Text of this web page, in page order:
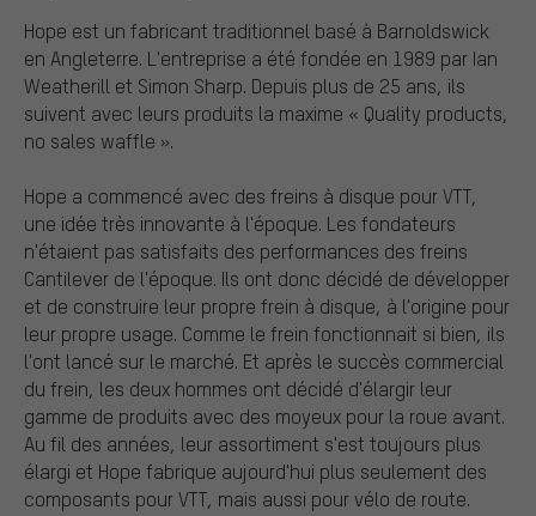
Hope est un fabricant traditionnel basé à Barnoldswick
en Angleterre. L'entreprise a été fondée en 1989 par Ian
Weatherill et Simon Sharp. Depuis plus de 25 ans, ils
suivent avec leurs produits la maxime « Quality products,
no sales waffle ».
Hope a commencé avec des freins à disque pour VTT,
une idée très innovante à l'époque. Les fondateurs
n'étaient pas satisfaits des performances des freins
Cantilever de l'époque. Ils ont donc décidé de développer
et de construire leur propre frein à disque, à l'origine pour
leur propre usage. Comme le frein fonctionnait si bien, ils
l'ont lancé sur le marché. Et après le succès commercial
du frein, les deux hommes ont décidé d'élargir leur
gamme de produits avec des moyeux pour la roue avant.
Au fil des années, leur assortiment s'est toujours plus
élargi et Hope fabrique aujourd'hui plus seulement des
composants pour VTT, mais aussi pour vélo de route.